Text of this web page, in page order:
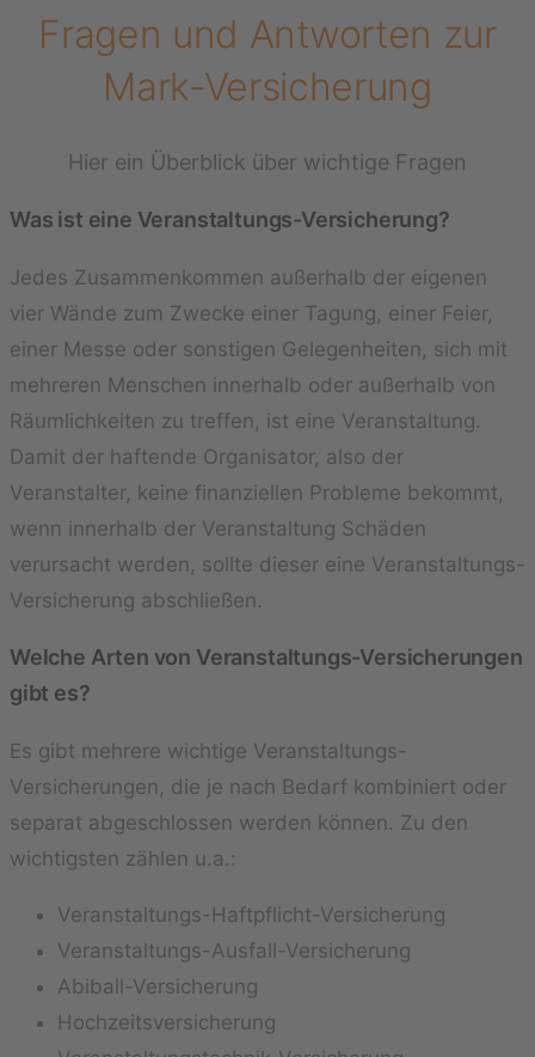
Fragen und Antworten zur
Mark-Versicherung
Hier ein Überblick über wichtige Fragen
Was ist eine Veranstaltungs-Versicherung?
Jedes Zusammenkommen außerhalb der eigenen
vier Wände zum Zwecke einer Tagung, einer Feier,
einer Messe oder sonstigen Gelegenheiten, sich mit
mehreren Menschen innerhalb oder außerhalb von
Räumlichkeiten zu treffen, ist eine Veranstaltung.
Damit der haftende Organisator, also der
Veranstalter, keine finanziellen Probleme bekommt,
wenn innerhalb der Veranstaltung Schäden
verursacht werden, sollte dieser eine Veranstaltungs-
Versicherung abschließen.
Welche Arten von Veranstaltungs-Versicherungen
gibt es?
Es gibt mehrere wichtige Veranstaltungs-
Versicherungen, die je nach Bedarf kombiniert oder
separat abgeschlossen werden können. Zu den
wichtigsten zählen u.a.:
Veranstaltungs-Haftpflicht-Versicherung
Veranstaltungs-Ausfall-Versicherung
Abiball-Versicherung
Hochzeitsversicherung